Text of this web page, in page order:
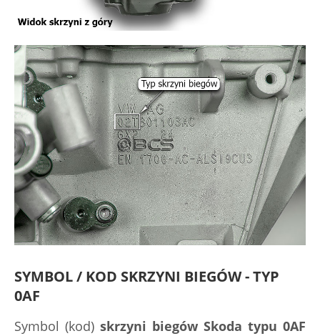
SYMBOL / KOD SKRZYNI BIEGÓW - TYP
0AF
Symbol (kod) skrzyni biegów Skoda typu 0AF